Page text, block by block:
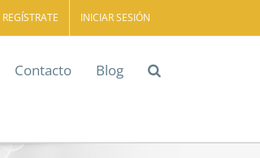
REGÍSTRATE INICIAR SESIÓN
Contacto Blog